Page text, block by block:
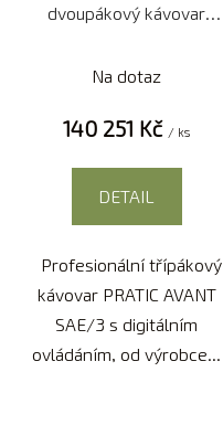
dvoupákový kávovar
Na dotaz
140 251 Kč / ks
DETAIL
Profesionální třípákový
kávovar PRATIC AVANT
SAE/3 s digitálním
ovládáním, od výrobce...